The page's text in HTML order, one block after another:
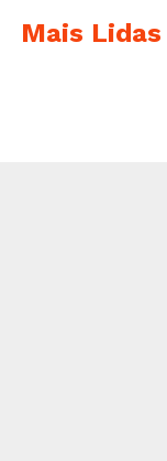
Mais Lidas